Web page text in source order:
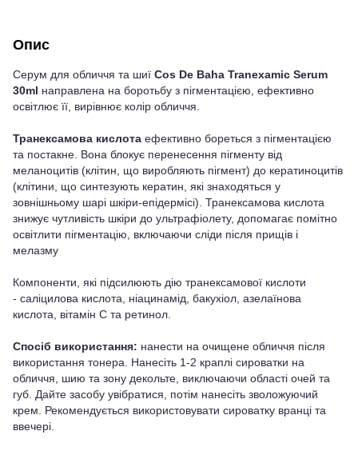
Опис
Серум для обличчя та шиї Cos De Baha Tranexamic Serum
30ml направлена на боротьбу з пігментацією, ефективно
освітлює її, вирівнює колір обличчя.
Транексамова кислота ефективно бореться з пігментацією
та постакне. Вона блокує перенесення пігменту від
меланоцитів (клітин, що виробляють пігмент) до кератиноцитів
(клітини, що синтезують кератин, які знаходяться у
зовнішньому шарі шкіри-епідермісі). Транексамова кислота
знижує чутливість шкіри до ультрафіолету, допомагає помітно
освітлити пігментацію, включаючи сліди після прищів і
мелазму
Компоненти, які підсилюють дію транексамової кислоти
- саліцилова кислота, ніацинамід, бакухіол, азелаїнова
кислота, вітамін С та ретинол.
Спосіб використання: нанести на очищене обличчя після
використання тонера. Нанесіть 1-2 краплі сироватки на
обличчя, шию та зону декольте, виключаючи області очей та
губ. Дайте засобу увібратися, потім нанесіть зволожуючий
крем. Рекомендується використовувати сироватку вранці та
ввечері.